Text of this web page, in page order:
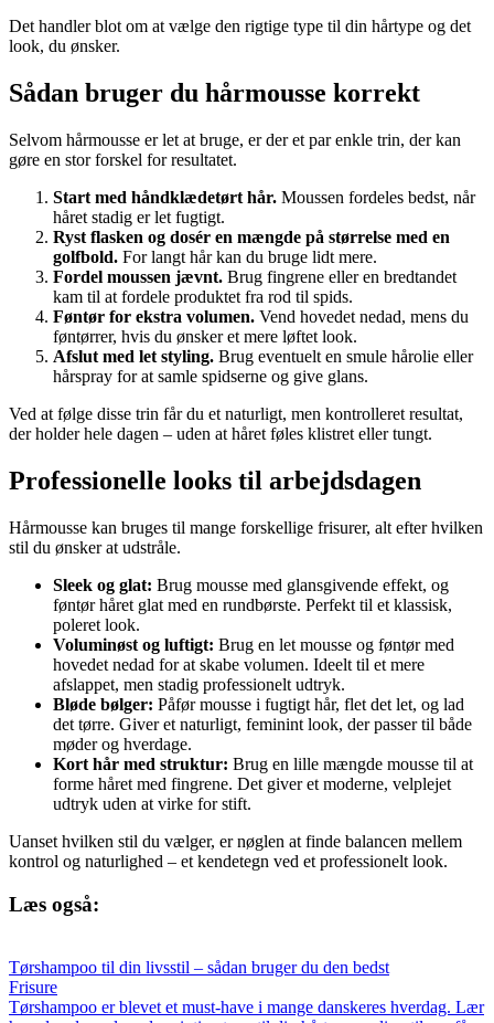
Det handler blot om at vælge den rigtige type til din hårtype og det
look, du ønsker.
Sådan bruger du hårmousse korrekt
Selvom hårmousse er let at bruge, er der et par enkle trin, der kan
gøre en stor forskel for resultatet.
Start med håndklædetørt hår. Moussen fordeles bedst, når
håret stadig er let fugtigt.
Ryst flasken og dosér en mængde på størrelse med en
golfbold. For langt hår kan du bruge lidt mere.
Fordel moussen jævnt. Brug fingrene eller en bredtandet
kam til at fordele produktet fra rod til spids.
Føntør for ekstra volumen. Vend hovedet nedad, mens du
føntørrer, hvis du ønsker et mere løftet look.
Afslut med let styling. Brug eventuelt en smule hårolie eller
hårspray for at samle spidserne og give glans.
Ved at følge disse trin får du et naturligt, men kontrolleret resultat,
der holder hele dagen – uden at håret føles klistret eller tungt.
Professionelle looks til arbejdsdagen
Hårmousse kan bruges til mange forskellige frisurer, alt efter hvilken
stil du ønsker at udstråle.
Sleek og glat: Brug mousse med glansgivende effekt, og
føntør håret glat med en rundbørste. Perfekt til et klassisk,
poleret look.
Voluminøst og luftigt: Brug en let mousse og føntør med
hovedet nedad for at skabe volumen. Ideelt til et mere
afslappet, men stadig professionelt udtryk.
Bløde bølger: Påfør mousse i fugtigt hår, flet det let, og lad
det tørre. Giver et naturligt, feminint look, der passer til både
møder og hverdage.
Kort hår med struktur: Brug en lille mængde mousse til at
forme håret med fingrene. Det giver et moderne, velplejet
udtryk uden at virke for stift.
Uanset hvilken stil du vælger, er nøglen at finde balancen mellem
kontrol og naturlighed – et kendetegn ved et professionelt look.
Læs også:
Tørshampoo til din livsstil – sådan bruger du den bedst
Frisure
Tørshampoo er blevet et must-have i mange danskeres hverdag. Lær